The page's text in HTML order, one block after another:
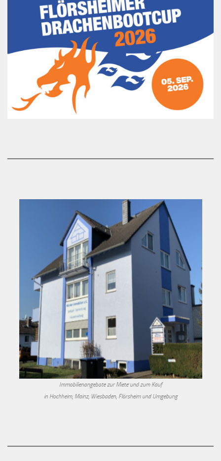
Immobilienangebote zur Miete und zum Kauf
in Hochheim, Mainz, Wiesbaden, Flörsheim und Umgebung